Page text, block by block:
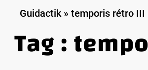
Guidactik» temporis rétro III
Tag :